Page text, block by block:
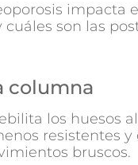
impacta
son las
columna
los huesos
resistentes
bruscos.